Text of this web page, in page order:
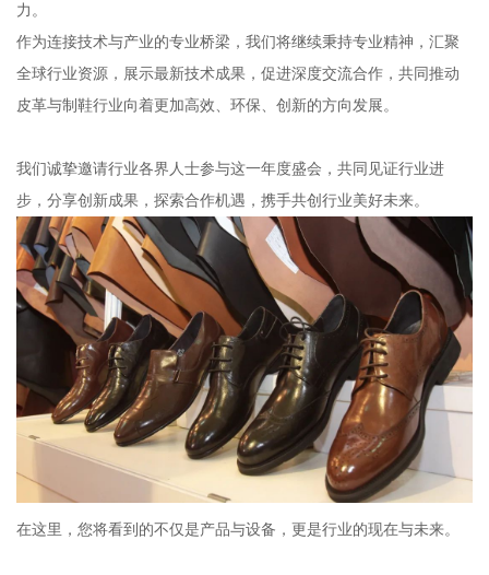
力。
作为连接技术与产业的专业桥梁，我们将继续秉持专业精神，汇聚
全球行业资源，展示最新技术成果，促进深度交流合作，共同推动
皮革与制鞋行业向着更加高效、环保、创新的方向发展。
我们诚挚邀请行业各界人士参与这一年度盛会，共同见证行业进
步，分享创新成果，探索合作机遇，携手共创行业美好未来。
在这里，您将看到的不仅是产品与设备，更是行业的现在与未来。